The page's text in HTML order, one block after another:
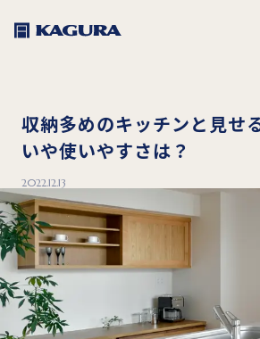
収納多めのキッチンと見せ
いや使いやすさは？
2022.12.13